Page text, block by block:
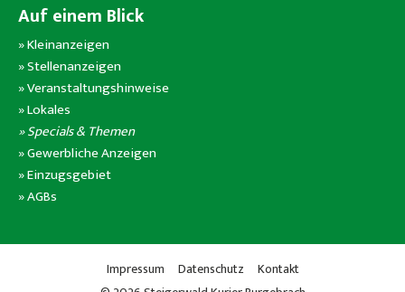
Auf einem Blick
»Kleinanzeigen
»Stellenanzeigen
»Veranstaltungshinweise
»Lokales
» Specials & Themen
»Gewerbliche Anzeigen
»Einzugsgebiet
»AGBs
Impressum Datenschutz
Kontakt